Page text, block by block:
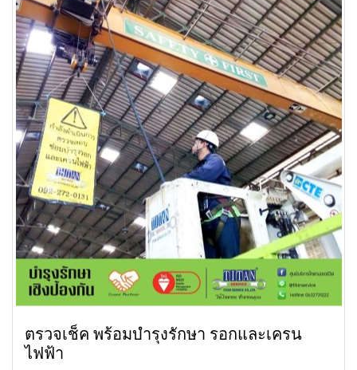
ตรวจเช็ค พร้อมบำรุงรักษา รอกและเครน
ไฟฟ้า